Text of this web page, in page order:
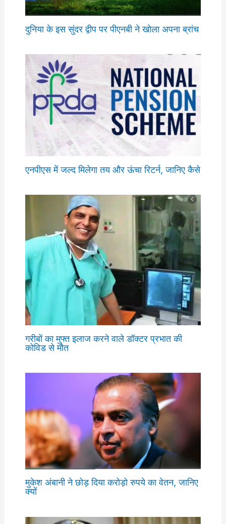
दुनिया के इस सुंदर द्वीप पर पीएनबी ने खोला अपना ब्रांच
एनपीएस में जल्द मिलेगा तय और ऊंचा रिटर्न, जानिए कैसे
गरीबों का मुफ्त इलाज करने वाले डॉक्टर प्रभात की
कोविड से मौत
मुकेश अंबानी ने छोड़ दिया करोड़ो रुपये का वेतन, जानिए
क्यों